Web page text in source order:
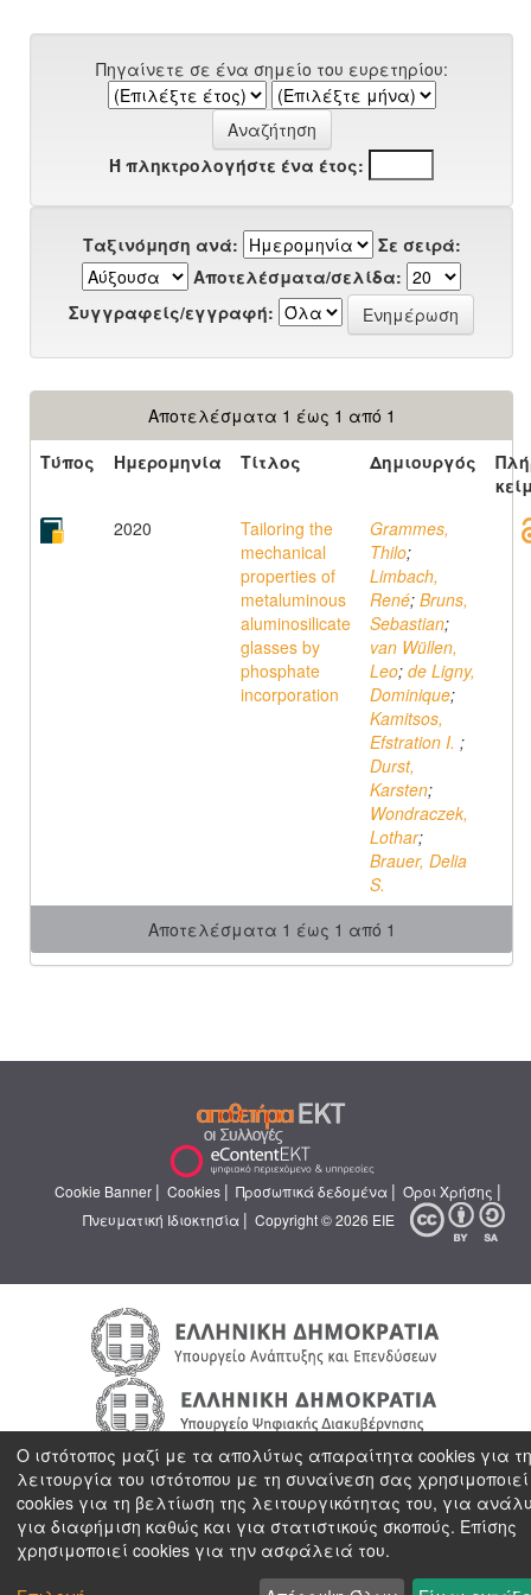
Πηγαίνετε σε ένα σημείο του ευρετηρίου:
Ή πληκτρολογήστε ένα έτος:
Ταξινόμηση ανά:
Σε σειρά:
Αποτελέσματα/σελίδα:
Συγγραφείς/εγγραφή:
Αποτελέσματα 1 έως 1 από 1
Τύπος
Ημερομηνία Τίτλος Δημιουργός
2020
Tailoring the
mechanical
properties of
metaluminous
aluminosilicate
glasses by
phosphate
incorporation
Grammes,
Thilo;
Limbach,
René; Bruns,
Sebastian;
van Wüllen,
Leo; de Ligny,
Dominique;
Kamitsos,
Efstration I. ;
Durst,
Karsten;
Wondraczek,
Lothar;
Brauer, Delia
S.
Αποτελέσματα 1 έως 1 από 1
Cookie Banner | Cookies | Προσωπικά δεδομένα | Όροι Χρήσης |
Πνευματική Ιδιοκτησία | Copyright © 2026 ΕΙΕ
Ο ιστότοπος μαζί με τα απολύτως απαραίτητα cookies για
λειτουργία του ιστότοπου με τη συναίνεση σας χρησιμοποιεί
cookies για τη βελτίωση της λειτουργικότητας του, για
για διαφήμιση καθώς και για στατιστικούς σκοπούς. Επίσης
χρησιμοποιεί cookies για την ασφάλειά του.